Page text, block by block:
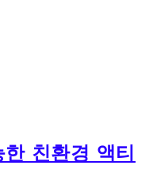
친환경 액티